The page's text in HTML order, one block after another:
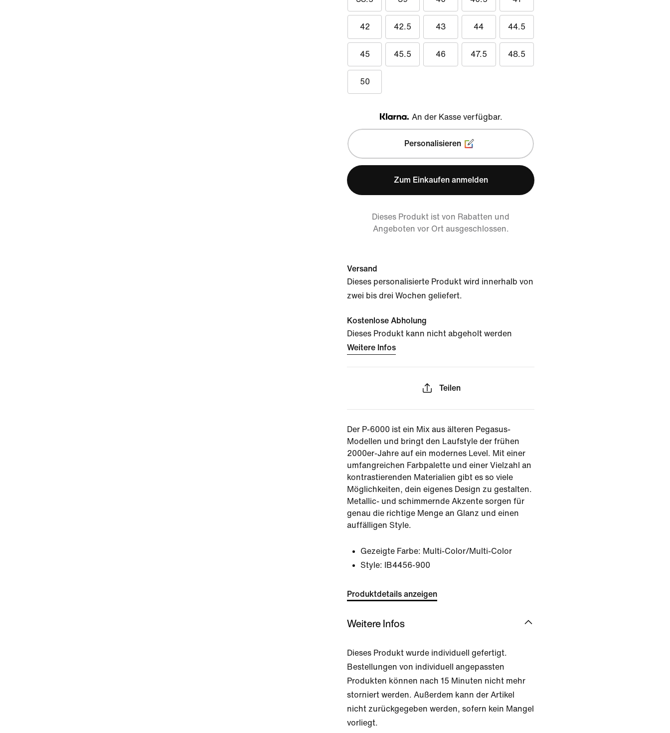
42 42.5 43 44 44.5
45 45.5 46 47.5 48.5
50
Klarna
An der Kasse verfügbar.
Personalisieren
Zum Einkaufen anmelden
Dieses Produkt ist von Rabatten und
Angeboten vor Ort ausgeschlossen.
Versand
Dieses personalisierte Produkt wird innerhalb von
zwei bis drei Wochen geliefert.
Kostenlose Abholung
Dieses Produkt kann nicht abgeholt werden
Weitere Infos
Teilen
Der P-6000 ist ein Mix aus älteren Pegasus-
Modellen und bringt den Laufstyle der frühen
2000er-Jahre auf ein modernes Level. Mit einer
umfangreichen Farbpalette und einer Vielzahl an
kontrastierenden Materialien gibt es so viele
Möglichkeiten, dein eigenes Design zu gestalten.
Metallic- und schimmernde Akzente sorgen für
genau die richtige Menge an Glanz und einen
auffälligen Style.
Gezeigte Farbe: Multi-Color/Multi-Color
Style:
IB4456-900
Produktdetails anzeigen
Weitere Infos
Dieses Produkt wurde individuell gefertigt.
Bestellungen von individuell angepassten
Produkten können nach 15 Minuten nicht mehr
storniert werden. Außerdem kann der Artikel
nicht zurückgegeben werden, sofern kein Mangel
vorliegt.